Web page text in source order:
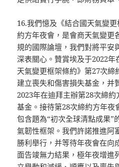
16.我們憶及《結合國天氣變
約方年夜會，是會商天氣變更
規的國際論壇，我們對將平安
深表關心。贊賞埃及于2022
天氣變更框架條約》第27次
建立喪失和傷害損失基金，并
2023年在迪拜主辦第28次締
基金。接待第28次締約方年夜
包含題為“初次全球清點成果”
氣韌性框架。我們許諾推進阿
勝利舉行，并等待年夜會在向
面告竣無力結果，極年夜增進